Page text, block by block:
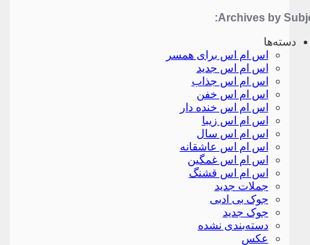
Archives by
دسته‌ها
اس ام اس برای همسر
اس ام اس جدید
اس ام اس جذاب
اس ام اس خفن
اس ام اس خنده دار
اس ام اس زیبا
اس ام اس سال
اس ام اس عاشقانه
اس ام اس غمگین
اس ام اس قشنگ
جملات جدید
جوک بی ادبی
جوک جدید
دسته‌بندی نشده
عکس